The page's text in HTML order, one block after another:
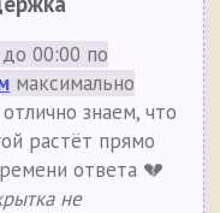
00:00 по
максимально
отлично знаем, что
растёт прямо
ответа 💔
не